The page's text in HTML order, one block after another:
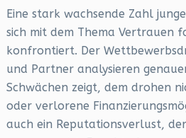
Eine stark wachsende Zahl
sich mit dem Thema Vertrauen
konfrontiert. Der
und Partner analysieren
Schwächen zeigt, dem drohen
oder verlorene
auch ein Reputationsverlust,